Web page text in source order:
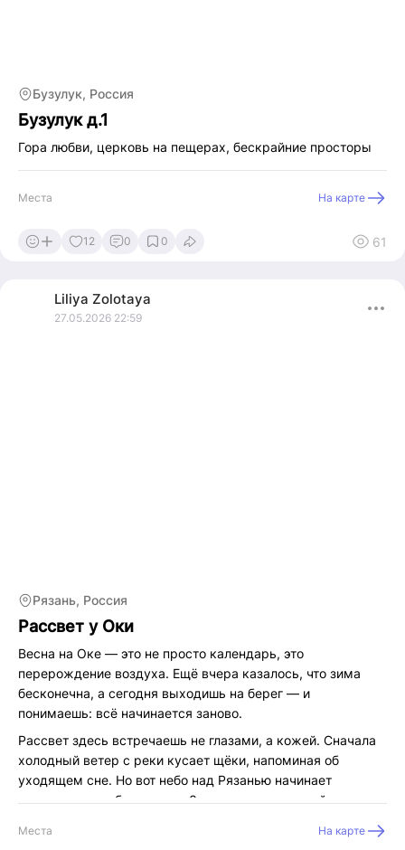
Бузулук, Россия
Бузулук д.1
Гора любви, церковь на пещерах, бескрайние просторы
Места На карте
12 0 0 61
Liliya Zolotaya
27.05.2026 22:59
Рязань, Россия
Рассвет у Оки
Весна на Оке — это не просто календарь, это
перерождение воздуха. Ещё вчера казалось, что зима
бесконечна, а сегодня выходишь на берег — и
понимаешь: всё начинается заново.
Рассвет здесь встречаешь не глазами, а кожей. Сначала
холодный ветер с реки кусает щёки, напоминая об
уходящем сне. Но вот небо над Рязанью начинает
розоветь и как будто сама Земля делает первый вдох.
Обновление — это не громкий праздник. Это умение
Места На карте